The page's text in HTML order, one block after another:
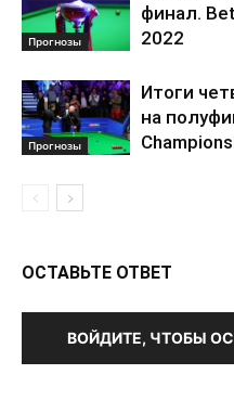
Прогнозы
финал.
2022
Прогнозы
Итоги
на
ОСТАВЬТЕ ОТВЕТ
ВОЙДИТЕ, ЧТОБЫ